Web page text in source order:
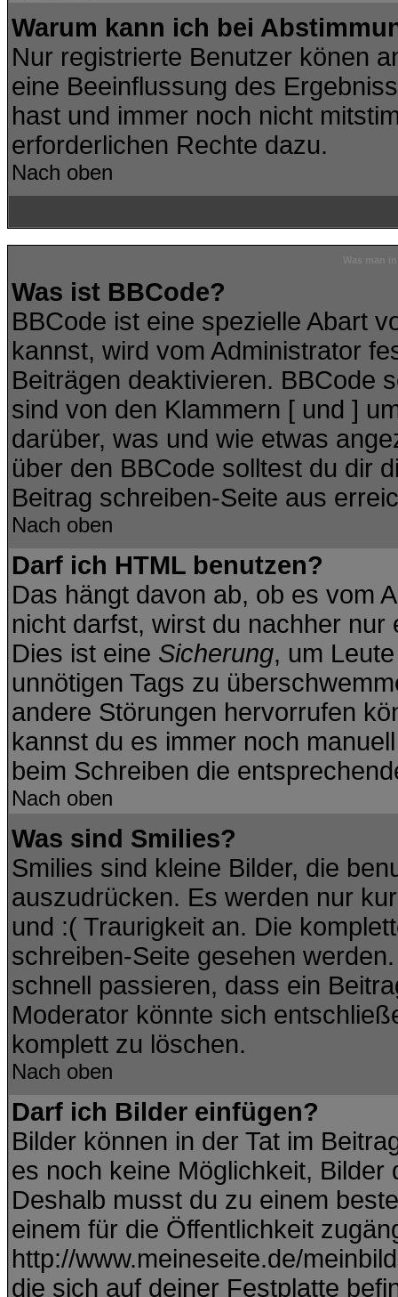
Warum kann ich bei
Nur registrierte Benutzer könen
eine Beeinflussung des
hast und immer noch nicht
erforderlichen Rechte dazu.
Nach oben
Was ist BBCode?
BBCode ist eine spezielle Abart
kannst, wird vom Administrator
Beiträgen deaktivieren. BBCode
sind von den Klammern [ und ]
darüber, was und wie etwas
über den BBCode solltest du dir
Beitrag schreiben-Seite aus
Nach oben
Darf ich HTML benutzen?
Das hängt davon ab, ob es vom
nicht darfst, wirst du nachher
Dies ist eine Sicherung, um
unnötigen Tags zu
andere Störungen hervorrufen
kannst du es immer noch
beim Schreiben die
Nach oben
Was sind Smilies?
Smilies sind kleine Bilder, die
auszudrücken. Es werden nur
und :( Traurigkeit an. Die
schreiben-Seite gesehen
schnell passieren, dass ein
Moderator könnte sich
komplett zu löschen.
Nach oben
Darf ich Bilder einfügen?
Bilder können in der Tat im
es noch keine Möglichkeit,
Deshalb musst du zu einem
einem für die Öffentlichkeit
http://www.meineseite.de/
die sich auf deiner Festplatte